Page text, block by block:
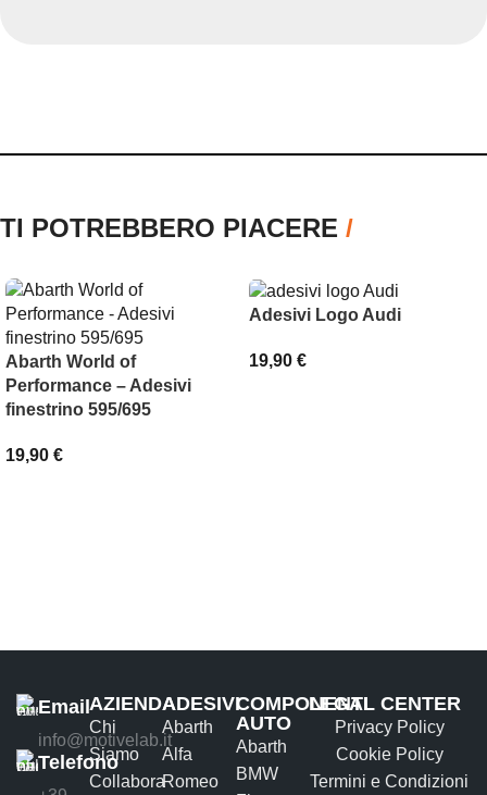
TI POTREBBERO PIACERE /
Abarth World of
Performance – Adesivi
finestrino 595/695
19,90 €
Adesivi Logo Audi
19,90 €
Email
info@motivelab.it
Telefono
AZIENDA
Chi
Siamo
Collabora
ADESIVI
Abarth
Alfa
Romeo
COMPONENTI
AUTO
Abarth
BMW
LEGAL CENTER
Privacy Policy
Cookie Policy
Termini e Condizioni